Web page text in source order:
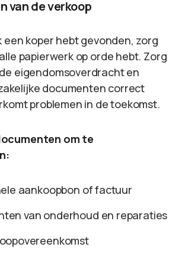
van de verkoop
een koper hebt gevonden, zorg
papierwerk op orde hebt. Zorg
eigendomsoverdracht en
documenten correct
problemen in de toekomst.
om te
aankoopbon of factuur
van onderhoud en reparaties